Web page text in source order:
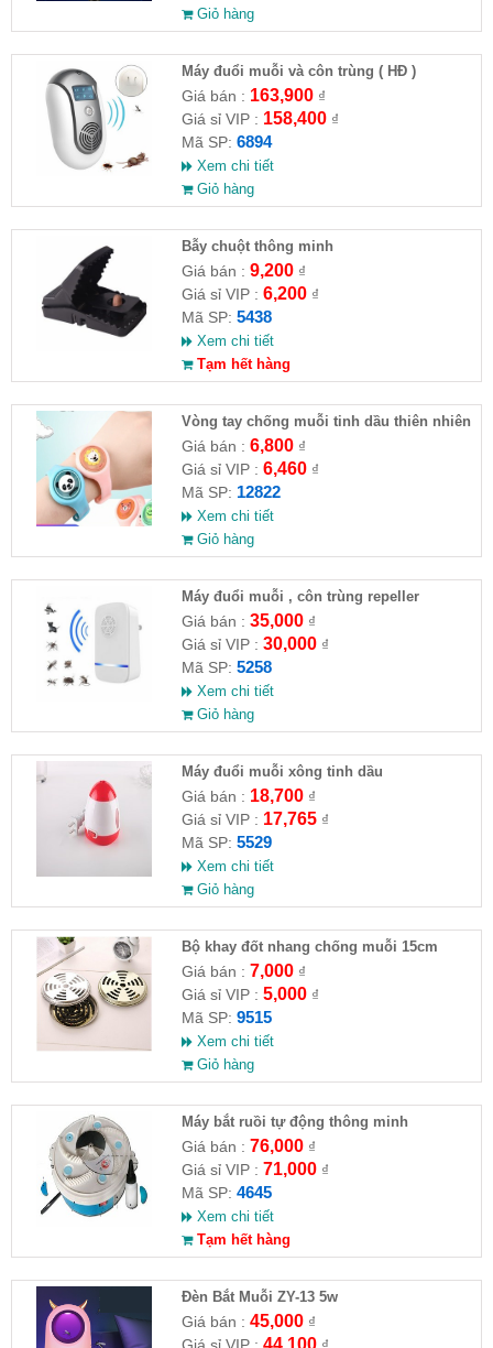
Giỏ hàng
Máy đuổi muỗi và côn trùng ( HĐ )
Giá bán : 163,900₫
Giá sỉ VIP : 158,400₫
Mã SP: 6894
Xem chi tiết
Giỏ hàng
Bẫy chuột thông minh
Giá bán : 9,200₫
Giá sỉ VIP : 6,200₫
Mã SP: 5438
Xem chi tiết
Tạm hết hàng
Vòng tay chống muỗi tinh dầu thiên nhiên
Giá bán : 6,800₫
Giá sỉ VIP : 6,460₫
Mã SP: 12822
Xem chi tiết
Giỏ hàng
Máy đuổi muỗi , côn trùng repeller
Giá bán : 35,000₫
Giá sỉ VIP : 30,000₫
Mã SP: 5258
Xem chi tiết
Giỏ hàng
Máy đuổi muỗi xông tinh dầu
Giá bán : 18,700₫
Giá sỉ VIP : 17,765₫
Mã SP: 5529
Xem chi tiết
Giỏ hàng
Bộ khay đốt nhang chống muỗi 15cm
Giá bán : 7,000₫
Giá sỉ VIP : 5,000₫
Mã SP: 9515
Xem chi tiết
Giỏ hàng
Máy bắt ruồi tự động thông minh
Giá bán : 76,000₫
Giá sỉ VIP : 71,000₫
Mã SP: 4645
Xem chi tiết
Tạm hết hàng
Đèn Bắt Muỗi ZY-13 5w
Giá bán : 45,000₫
Giá sỉ VIP : 44,100₫